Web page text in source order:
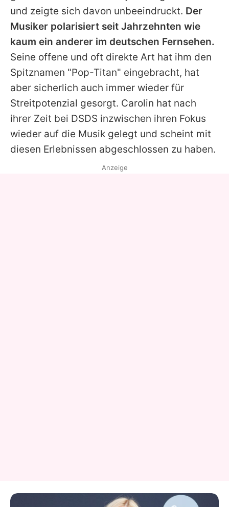
und zeigte sich davon unbeeindruckt. Der
Musiker polarisiert seit Jahrzehnten wie
kaum ein anderer im deutschen Fernsehen.
Seine offene und oft direkte Art hat ihm den
Spitznamen "Pop-Titan" eingebracht, hat
aber sicherlich auch immer wieder für
Streitpotenzial gesorgt. Carolin hat nach
ihrer Zeit bei DSDS inzwischen ihren Fokus
wieder auf die Musik gelegt und scheint mit
diesen Erlebnissen abgeschlossen zu haben.
Anzeige